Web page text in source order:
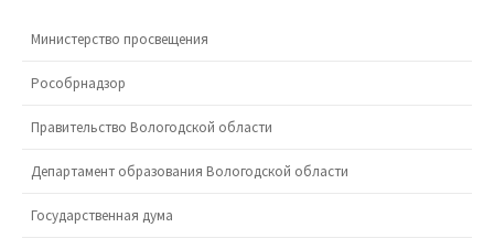
Министерство просвещения
Рособрнадзор
Правительство Вологодской области
Департамент образования Вологодской области
Государственная дума